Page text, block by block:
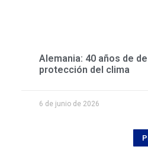
Alemania: 40 años de
protección del clima
6 de junio de 2026